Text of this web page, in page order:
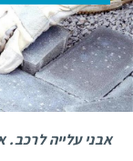
אבני עלייה לרכב.